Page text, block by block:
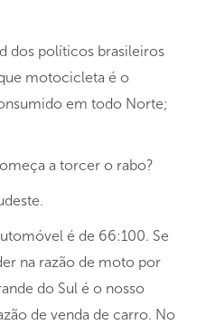
dos políticos brasileiros
motocicleta é o
em todo Norte;
a torcer o rabo?
é de 66:100. Se
na razão de moto por
do Sul é o nosso
de venda de carro. No